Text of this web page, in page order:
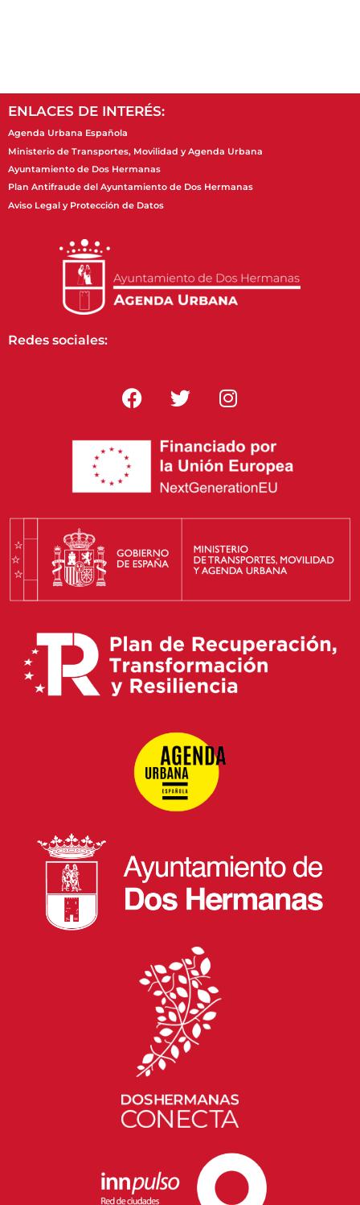
ENLACES DE INTERÉS:
Agenda Urbana Española
Ministerio de Transportes, Movilidad y Agenda Urbana
Ayuntamiento de Dos Hermanas
Plan Antifraude del Ayuntamiento de Dos Hermanas
Aviso Legal y Protección de Datos
Redes sociales: